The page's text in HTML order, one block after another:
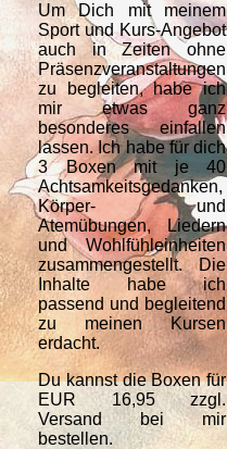
Um Dich mit meinem
Sport und Kurs-Angebot
auch in Zeiten ohne
Präsenzveranstaltungen
zu begleiten, habe ich
mir etwas ganz
besonderes einfallen
lassen. Ich habe für dich
3 Boxen mit je 40
Achtsamkeitsgedanken,
Körper- und
Atemübungen, Liedern
und Wohlfühleinheiten
zusammengestellt. Die
Inhalte habe ich
passend und begleitend
zu meinen Kursen
erdacht.
Du kannst die Boxen für
EUR 16,95 zzgl.
Versand bei mir
bestellen.